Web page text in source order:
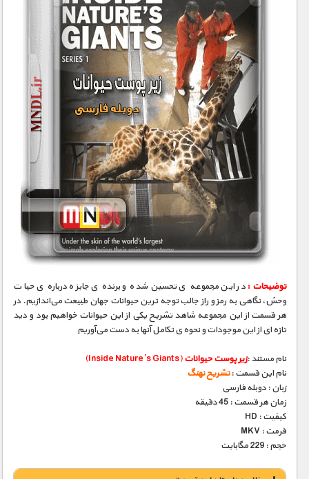
شناخت کودکان
علم و فناوری
فرهنگ / هنر
کیهان / نجوم
گردشگری
ماورایی
مسابقات / ورزشی
مستند های اختصاصی
توضیحات : در این مجموعه‌ ی تحسین‌ شده و برنده‌ ی جایزه درباره‌ ی حیات
وحش، نگاهی به رمز و راز جالب‌ توجه‌ ترین حیوانات جهان طبیعت می‌اندازیم. در
هر قسمت از این مجموعه شاهد تشریح یکی از این حیوانات خواهیم بود و دید
تازه‌ ای از این موجودات و نحوه‌ ی تکامل آنها به دست می‌آوریم
نام مستند :زیر پوست حیوانات(Inside Nature’s Giants)
نام این قسمت :تشریح نهنگ
زبان : دوبله فارسی
زمان هر قسمت : 45 دقیقه
کیفیت : HD
فرمت : MKV
حجم : 229 مگابایت